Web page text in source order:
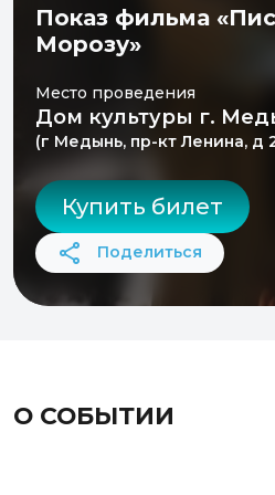
Показ фильма
Морозу»
Место проведения
Дом культуры г.
(г Медынь, пр-кт Ленина, д
Купить билет
Поделиться
О СОБЫТИИ